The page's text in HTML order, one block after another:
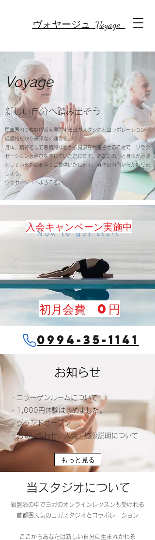
ヴォヤージュ -Voyage-
Voyage
​新しい自分へ踏み出そう
関東圏内で複数店舗を展開するヨガスタジオとコラボレーション。
低価格だから無理なく通える。
身体、精神そして感情的な面から健康を促進させることで、リラク
ゼーションと喜びを感じていただけます。あなたの心と身体が必要
としているものを全てご提供いたします。身体の内側からかわりま
しょう。
ヴォヤージュへようこそ。
入会キャンペーン実施中
Now to get start
初月会費 0円
0994-35-1141
​お知らせ
​・コラーゲンルームについて
​・1,000円体験はじめました。
​・グランドオープン
・お問い合わせ、入会・施設説明について
もっと見る
当スタジオについて
岩盤浴の中でヨガのオンラインレッスンも受けれる
首都圏人気のヨガスタジオとコラボレーション
​ここからあなたは新しい自分に生まれかわる